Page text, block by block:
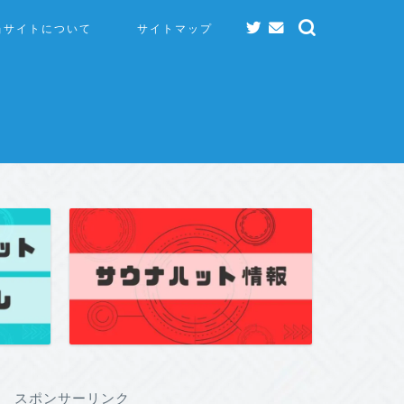
サイトについて サイトマップ
スポンサーリンク